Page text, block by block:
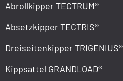
Abrollkipper TECTRUM®
Absetzkipper TECTRIS®
Dreiseitenkipper TRIGENIUS®
Kippsattel GRANDLOAD®